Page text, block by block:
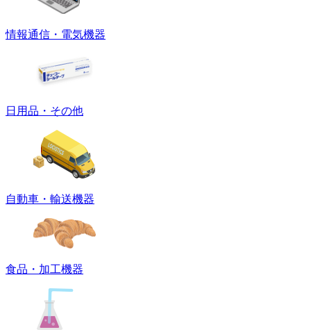
情報通信・電気機器
日用品・その他
自動車・輸送機器
食品・加工機器